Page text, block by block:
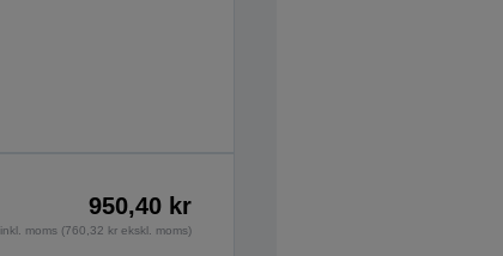
950,40 kr
inkl. moms (760,32 kr ekskl. moms)